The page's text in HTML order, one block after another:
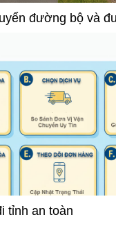
đường bộ và
tỉnh an toàn